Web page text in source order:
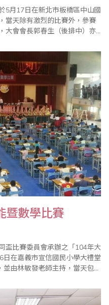
5月17日在新北市板橋區中山國
當天除有激烈的比賽外，參賽
大會會長郭春生（後排中）亦
暨數學比賽
盃比賽委員會承辦之「104年大
在嘉義市宣信國民小學大禮堂
由林敏發老師主持，當天包括
學會秘書長蔡玉碧等多位來貴